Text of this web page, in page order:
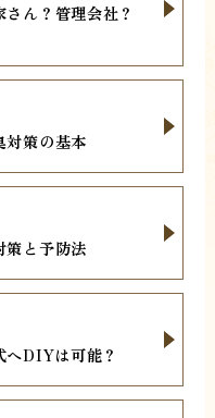
ん？管理会社？
対策の基本
策と予防法
へDIYは可能？